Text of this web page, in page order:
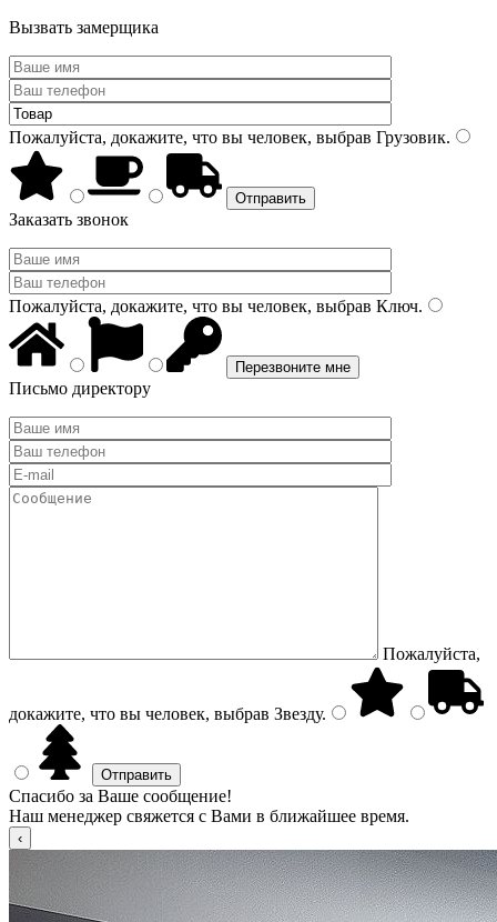
Вызвать замерщика
Пожалуйста, докажите, что вы человек, выбрав Грузовик.
Заказать звонок
Пожалуйста, докажите, что вы человек, выбрав Ключ.
Письмо директору
Пожалуйста,
докажите, что вы человек, выбрав Звезду.
Спасибо за Ваше сообщение!
Наш менеджер свяжется с Вами в ближайшее время.